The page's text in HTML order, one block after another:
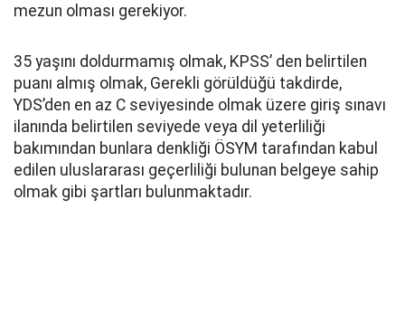
mezun olması gerekiyor.
35 yaşını doldurmamış olmak, KPSS’ den belirtilen
puanı almış olmak, Gerekli görüldüğü takdirde,
YDS’den en az C seviyesinde olmak üzere giriş sınavı
ilanında belirtilen seviyede veya dil yeterliliği
bakımından bunlara denkliği ÖSYM tarafından kabul
edilen uluslararası geçerliliği bulunan belgeye sahip
olmak gibi şartları bulunmaktadır.